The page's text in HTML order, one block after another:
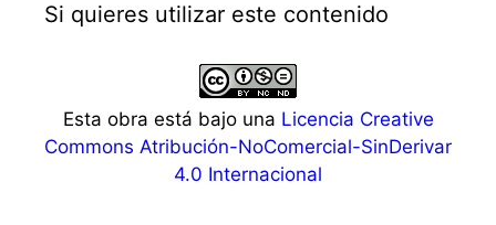
Si quieres utilizar este contenido
Esta obra está bajo una Licencia Creative
Commons Atribución-NoComercial-SinDerivar
4.0 Internacional